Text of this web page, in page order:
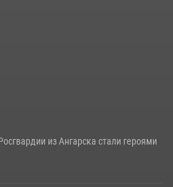
отработали ликвидацию
условиях местности
из Ангарска стали героями